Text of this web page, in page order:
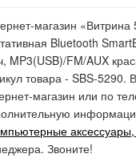
магазин «Витрина
Bluetooth
MP3(USB)/FM/AUX
товара - SBS-5290.
магазин или по
Звоните!